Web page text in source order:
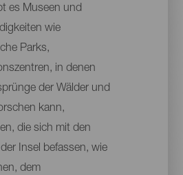
es Museen und
wie
Parks,
in denen
der Wälder und
kann,
die sich mit den
Insel befassen, wie
dem